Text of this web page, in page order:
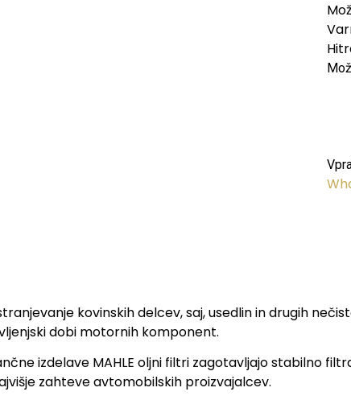
kovinskih delcev, saj, usedlin in drugih
dobi motornih komponent.
izdelave MAHLE oljni filtri zagotavljajo stabilno
zahteve avtomobilskih proizvajalcev.